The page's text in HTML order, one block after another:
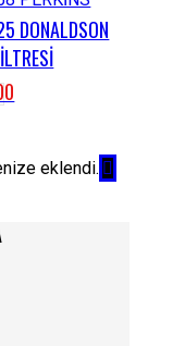
DONALDSON
eklendi.